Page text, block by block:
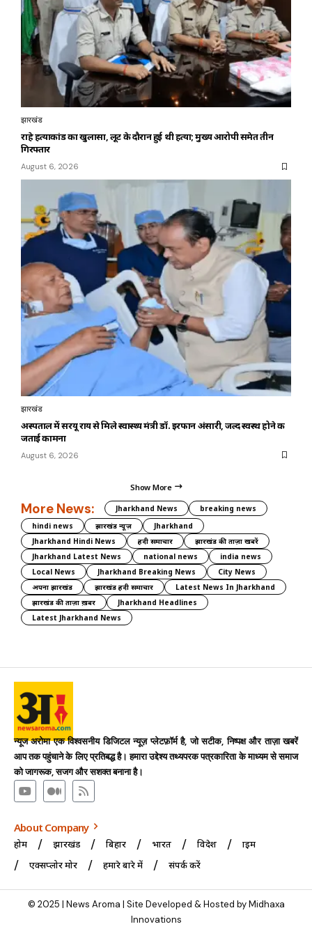
झारखंड
राहे हत्याकांड का खुलासा, लूट के दौरान हुई थी हत्या; मुख्य आरोपी समेत तीन
गिरफ्तार
August 6, 2026
झारखंड
अस्पताल में सरयू राय से मिले स्वास्थ्य मंत्री डॉ. इरफान अंसारी, जल्द स्वस्थ होने की
जताई कामना
August 6, 2026
Show More
More News: Jharkhand News
breaking news
hindi news
झारखंड न्यूज़
Jharkhand
Jharkhand Hindi News
हिंदी समाचार
झारखंड की ताज़ा खबरें
Jharkhand Latest News
national news
india news
Local News
Jharkhand Breaking News
City News
अपना झारखंड
झारखंड हिंदी समाचार
Latest News In Jharkhand
झारखंड की ताज़ा ख़बर
Jharkhand Headlines
Latest Jharkhand News
न्यूज अरोमा एक विश्वसनीय डिजिटल न्यूज़ प्लेटफ़ॉर्म है, जो सटीक, निष्पक्ष और ताज़ा खबरें
आप तक पहुंचाने के लिए प्रतिबद्ध है। हमारा उद्देश्य तथ्यपरक पत्रकारिता के माध्यम से समाज
को जागरूक, सजग और सशक्त बनाना है।
About Company
होम झारखंड बिहार भारत विदेश
क्राइम
एक्सप्लोर मोर
हमारे बारे में संपर्क करें
© 2025 | News Aroma | Site Developed & Hosted by Midhaxa
Innovations